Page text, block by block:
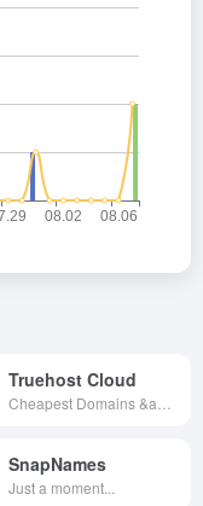
Truehost Cloud
SnapNames
Just a moment...